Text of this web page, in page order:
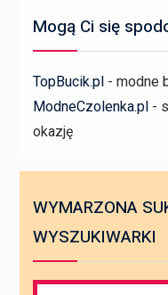
Mogą Ci się
TopBucik.pl - modne
ModneCzolenka.pl -
okazję
WYMARZONA
WYSZUKIWARKI